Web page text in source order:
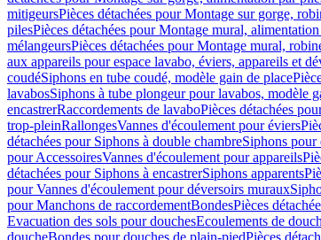
mitigeursPièces détachées pour Montage sur gorge,
pilesPièces détachées pour Montage mural,
mélangeursPièces détachées pour Montage mural,
aux appareils pour espace lavabo, éviers, appareils et
coudéSiphons en tube coudé, modèle gain de place
lavabosSiphons à tube plongeur pour lavabos, modèle
encastrerRaccordements de lavaboPièces détachées
trop-pleinRallongesVannes d'écoulement pour éviers
détachées pour Siphons à double chambreSiphons pour
pour AccessoiresVannes d'écoulement pour appareils
détachées pour Siphons à encastrerSiphons apparents
pour Vannes d'écoulement pour déversoirs muraux
pour Manchons de raccordementBondesPièces
Evacuation des sols pour douchesEcoulements de
doucheBondes pour douches de plain-piedPièces